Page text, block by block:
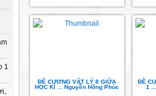
1
ĐỀ CƯƠNG VẬT LÝ 8 GIỮA
HỌC KÌ ... Nguyễn Hồng Phúc
ĐỀ
1